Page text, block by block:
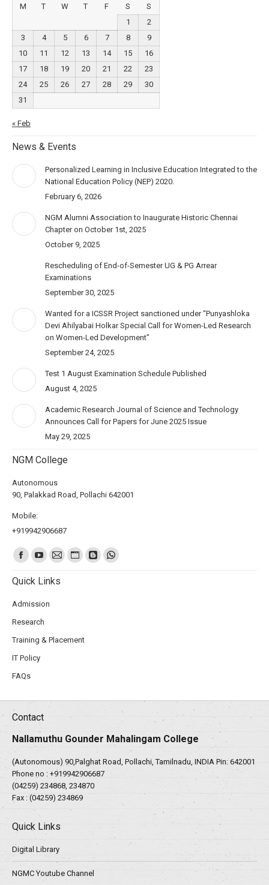
M
T W T F S
S
1
2
3
4 5 6 7 8
9
10
11 12 13 14 15
16
17
18 19 20 21 22
23
24
25 26 27 28 29
30
31
« Feb
News & Events
Personalized Learning in Inclusive Education Integrated to the
National Education Policy (NEP) 2020.
February 6, 2026
NGM Alumni Association to Inaugurate Historic Chennai
Chapter on October 1st, 2025
October 9, 2025
Rescheduling of End-of-Semester UG & PG Arrear
Examinations
September 30, 2025
Wanted for a ICSSR Project sanctioned under “Punyashloka
Devi Ahilyabai Holkar Special Call for Women-Led Research
on Women-Led Development”
September 24, 2025
Test 1 August Examination Schedule Published
August 4, 2025
Academic Research Journal of Science and Technology
Announces Call for Papers for June 2025 Issue
May 29, 2025
NGM College
Autonomous
90, Palakkad Road, Pollachi 642001
Mobile:
+919942906687
Find us on:
Quick Links
Admission
Research
Training & Placement
IT Policy
FAQs
Contact
Nallamuthu Gounder Mahalingam College
(Autonomous) 90,Palghat Road, Pollachi, Tamilnadu, INDIA Pin: 642001
Phone no : +919942906687
(04259) 234868, 234870
Fax : (04259) 234869
Quick Links
Digital Library
NGMC Youtube Channel